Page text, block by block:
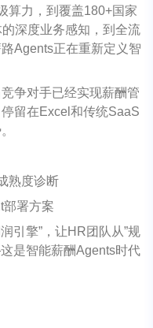
算力，到覆盖180+国家
的深度业务感知，到全流
Agents正在重新定义智
争对手已经实现薪酬管
留在Excel 和传统SaaS
熟度诊断
部署方案
引擎” ，让HR团队从”规
这是智能薪酬Agents时代